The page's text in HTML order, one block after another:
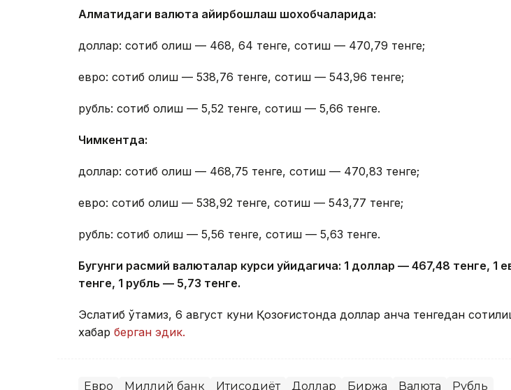
Алматидаги валюта айирбошлаш шохобчаларида:
доллар: сотиб олиш — 468, 64 тенге, сотиш — 470,79 тенге;
евро: сотиб олиш — 538,76 тенге, сотиш — 543,96 тенге;
рубль: сотиб олиш — 5,52 тенге, сотиш — 5,66 тенге.
Чимкентда:
доллар: сотиб олиш — 468,75 тенге, сотиш — 470,83 тенге;
евро: сотиб олиш — 538,92 тенге, сотиш — 543,77 тенге;
рубль: сотиб олиш — 5,56 тенге, сотиш — 5,63 тенге.
Бугунги расмий валюталар курси қуйидагича: 1 доллар — 467,48 тенге, 1
тенге, 1 рубль — 5,73 тенге.
Эслатиб ўтамиз, 6 август куни Қозоғистонда доллар қанча тенгедан
хабар берган эдик.
Евро Миллий банк Иқтисодиёт Доллар Биржа Валюта Рубль